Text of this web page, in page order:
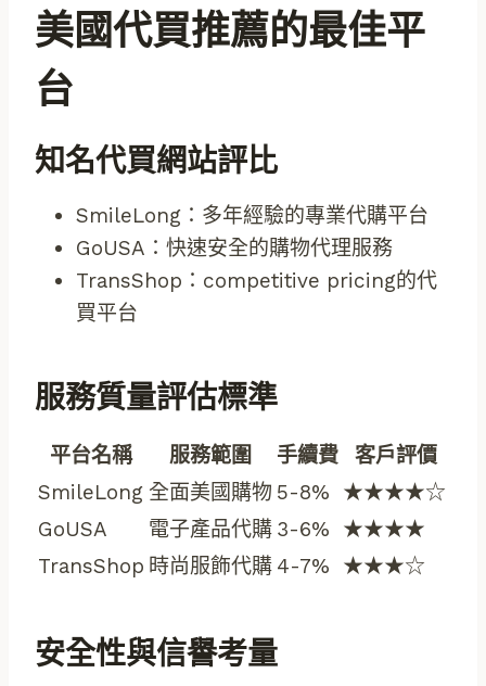
美國代買推薦的最佳平
台
知名代買網站評比
SmileLong：多年經驗的專業代購平台
GoUSA：快速安全的購物代理服務
TransShop：competitive pricing的代
買平台
服務質量評估標準
平台名稱 服務範圍 手續費
客戶評價
SmileLong 全面美國購物 5-8%
★★★★☆
GoUSA
電子產品代購 3-6%
★★★★
TransShop 時尚服飾代購 4-7% ★★★☆
安全性與信譽考量